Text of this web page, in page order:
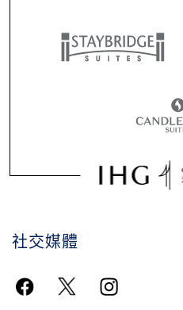
社交媒體